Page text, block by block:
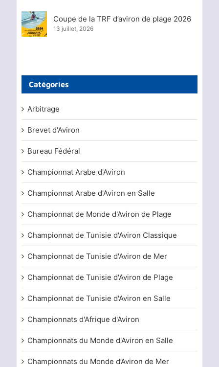
Coupe de la TRF d’aviron de plage 2026
13 juillet, 2026
Catégories
Arbitrage
Brevet d'Aviron
Bureau Fédéral
Championnat Arabe d'Aviron
Championnat Arabe d'Aviron en Salle
Championnat de Monde d'Aviron de Plage
Championnat de Tunisie d'Aviron Classique
Championnat de Tunisie d'Aviron de Mer
Championnat de Tunisie d'Aviron de Plage
Championnat de Tunisie d'Aviron en Salle
Championnats d'Afrique d'Aviron
Championnats du Monde d'Aviron en Salle
Championnats du Monde d’Aviron de Mer